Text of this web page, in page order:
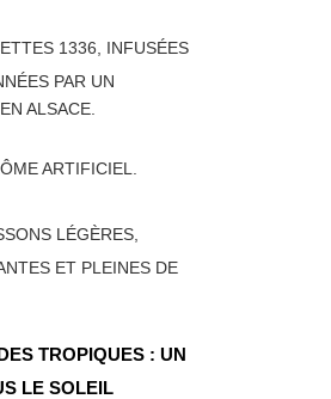
1336, INFUSÉES
PAR UN
ALSACE.
ARTIFICIEL.
LÉGÈRES,
ET PLEINES DE
TROPIQUES : UN
LE SOLEIL